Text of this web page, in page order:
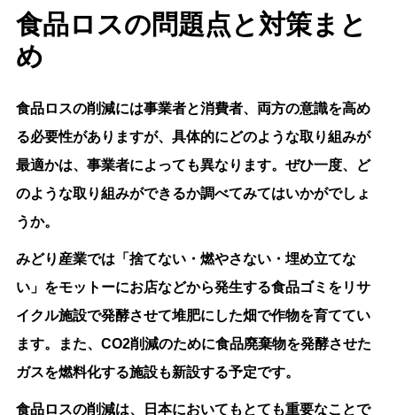
食品ロスの問題点と対策まと
め
食品ロスの削減には事業者と消費者、両方の意識を高め
る必要性がありますが、具体的にどのような取り組みが
最適かは、事業者によっても異なります。ぜひ一度、ど
のような取り組みができるか調べてみてはいかがでしょ
うか。
みどり産業では「捨てない・燃やさない・埋め立てな
い」をモットーにお店などから発生する食品ゴミをリサ
イクル施設で発酵させて堆肥にした畑で作物を育ててい
ます。また、CO2削減のために食品廃棄物を発酵させた
ガスを燃料化する施設も新設する予定です。
食品ロスの削減は、日本においてもとても重要なことで